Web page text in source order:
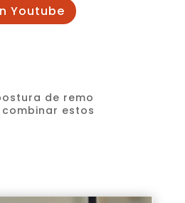
Youtube
de remo
estos